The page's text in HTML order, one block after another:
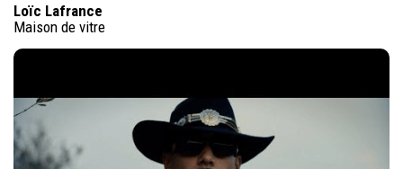
Loïc Lafrance
Maison de vitre